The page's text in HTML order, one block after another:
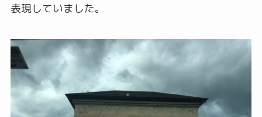
表現していました。